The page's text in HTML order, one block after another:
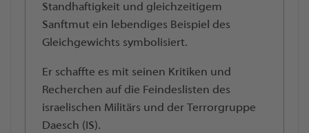
Standhaftigkeit und gleichzeitigem
Sanftmut ein lebendiges Beispiel des
Gleichgewichts symbolisiert.
Er schaffte es mit seinen Kritiken und
Recherchen auf die Feindeslisten des
israelischen Militärs und der Terrorgruppe
Daesch (IS).